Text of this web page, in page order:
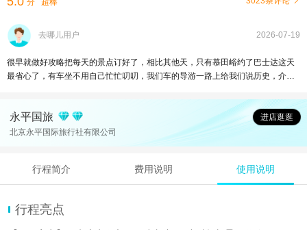
分 超棒
去哪儿用户 2026-07-19
很早就做好攻略把每天的景点订好了，相比其他天，只有慕田峪约了巴士达这天
最省心了，有车坐不用自己忙忙叨叨，我们车的导游一路上给我们说历史，介绍
口流利的英语掌控自如，业务水平高且专业，有什么问题都解答的很清楚也很有
耐心，不虚此行
永平国旅
进店逛逛
北京永平国际旅行社有限公司
行程简介 费用说明 使用说明
行程亮点